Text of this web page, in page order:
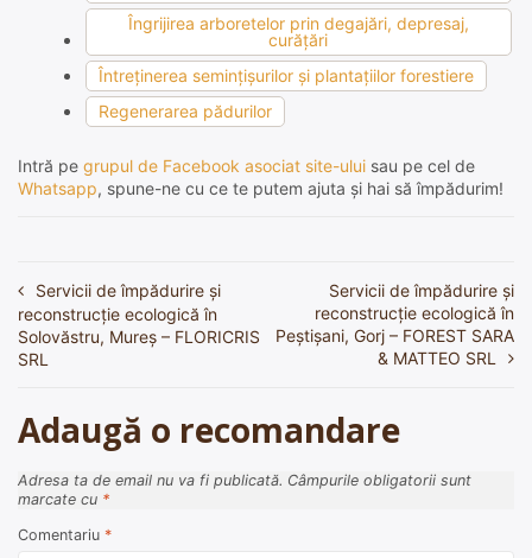
Îngrijirea arboretelor prin degajări, depresaj,
curăţări
Întreţinerea seminţişurilor şi plantaţiilor forestiere
Regenerarea pădurilor
Intră pe grupul de Facebook asociat site-ului sau pe cel de
Whatsapp, spune-ne cu ce te putem ajuta și hai să împădurim!
Navigare
în
articole
Servicii de împădurire și
reconstrucție ecologică în
Solovăstru, Mureș – FLORICRIS
SRL
Servicii de împădurire și
reconstrucție ecologică în
Peștișani, Gorj – FOREST SARA
& MATTEO SRL
Adaugă o recomandare
Adresa ta de email nu va fi publicată. Câmpurile obligatorii sunt
marcate cu *
Comentariu *